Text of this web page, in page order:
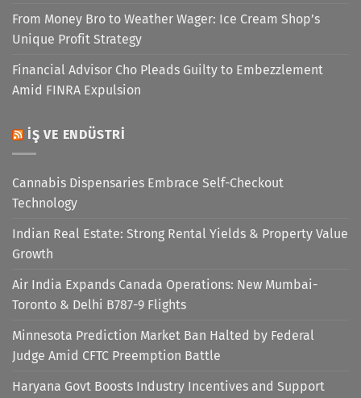
From Money Bro to Weather Wager: Ice Cream Shop’s
Unique Profit Strategy
Financial Advisor Cho Pleads Guilty to Embezzlement
Amid FINRA Expulsion
İŞ VE ENDÜSTRI
Cannabis Dispensaries Embrace Self-Checkout
Technology
Indian Real Estate: Strong Rental Yields & Property Value
Growth
Air India Expands Canada Operations: New Mumbai-
Toronto & Delhi B787-9 Flights
Minnesota Prediction Market Ban Halted by Federal
Judge Amid CFTC Preemption Battle
Haryana Govt Boosts Industry Incentives and Support